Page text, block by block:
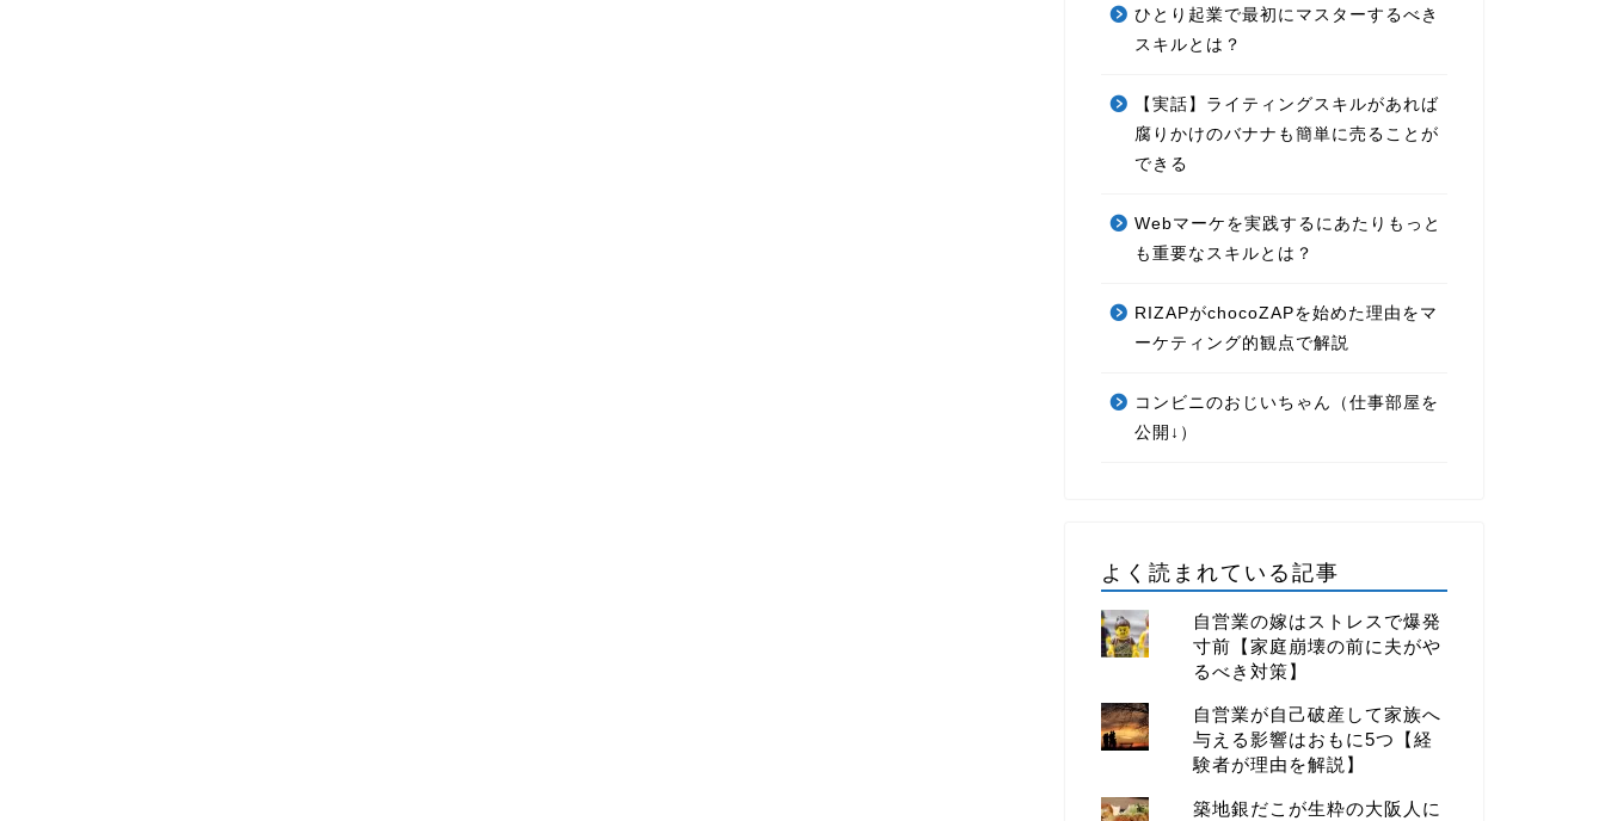
ひとり起業で最初にマスターするべき
スキルとは？
【実話】ライティングスキルがあれば
腐りかけのバナナも簡単に売ることが
できる
Webマーケを実践するにあたりもっと
も重要なスキルとは？
RIZAPがchocoZAPを始めた理由をマ
ーケティング的観点で解説
コンビニのおじいちゃん（仕事部屋を
公開↓）
よく読まれている記事
自営業の嫁はストレスで爆発
寸前【家庭崩壊の前に夫がや
るべき対策】
自営業が自己破産して家族へ
与える影響はおもに5つ【経
験者が理由を解説】
築地銀だこが生粋の大阪人に